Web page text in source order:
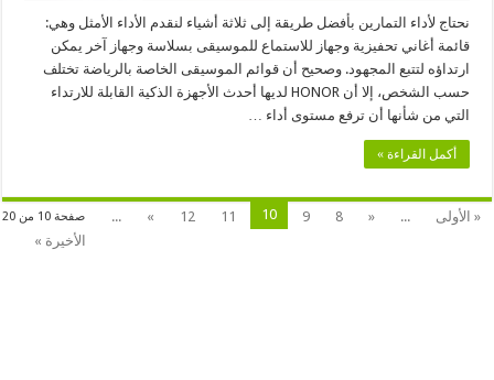
نحتاج لأداء التمارين بأفضل طريقة إلى ثلاثة أشياء لنقدم الأداء الأمثل وهي:
قائمة أغاني تحفيزية وجهاز للاستماع للموسيقى بسلاسة وجهاز آخر يمكن
ارتداؤه لتتبع المجهود. وصحيح أن قوائم الموسيقى الخاصة بالرياضة تختلف
حسب الشخص، إلا أن HONOR لديها أحدث الأجهزة الذكية القابلة للارتداء
التي من شأنها أن ترفع مستوى أداء …
أكمل القراءة »
صفحة 10 من 20 « الأولى ...
«
8
9
10
11
12
»
...
الأخيرة »